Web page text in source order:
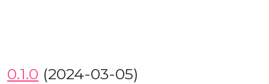
0.1.0 (2024-03-05)